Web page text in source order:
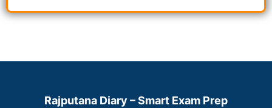
Rajputana Diary – Smart Exam Prep